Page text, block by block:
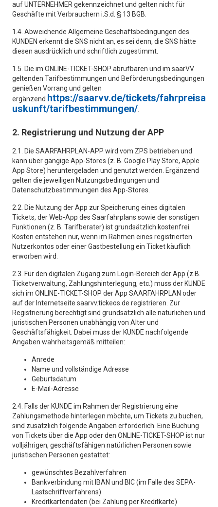
auf UNTERNEHMER gekennzeichnet und gelten nicht für
Geschäfte mit Verbrauchern i.S.d. § 13 BGB.
1.4. Abweichende Allgemeine Geschäftsbedingungen des
KUNDEN erkennt die SNS nicht an, es sei denn, die SNS hätte
diesen ausdrücklich und schriftlich zugestimmt.
1.5. Die im ONLINE-TICKET-SHOP abrufbaren und im saarVV
geltenden Tarifbestimmungen und Beförderungsbedingungen
genießen Vorrang und gelten
ergänzend https://saarvv.de/tickets/fahrpreisa
uskunft/tarifbestimmungen/
2. Registrierung und Nutzung der APP
2.1. Die SAARFAHRPLAN-APP wird vom ZPS betrieben und
kann über gängige App-Stores (z. B. Google Play Store, Apple
App Store) heruntergeladen und genutzt werden. Ergänzend
gelten die jeweiligen Nutzungsbedingungen und
Datenschutzbestimmungen des App-Stores.
2.2. Die Nutzung der App zur Speicherung eines digitalen
Tickets, der Web-App des Saarfahrplans sowie der sonstigen
Funktionen (z. B. Tarifberater) ist grundsätzlich kostenfrei.
Kosten entstehen nur, wenn im Rahmen eines registrierten
Nutzerkontos oder einer Gastbestellung ein Ticket käuflich
erworben wird.
2.3. Für den digitalen Zugang zum Login-Bereich der App (z.B.
Ticketverwaltung, Zahlungshinterlegung, etc.) muss der KUNDE
sich im ONLINE-TICKET-SHOP der App SAARFAHRPLAN oder
auf der Internetseite saarvv.tickeos.de registrieren. Zur
Registrierung berechtigt sind grundsätzlich alle natürlichen und
juristischen Personen unabhängig von Alter und
Geschäftsfähigkeit. Dabei muss der KUNDE nachfolgende
Angaben wahrheitsgemäß mitteilen:
Anrede
Name und vollständige Adresse
Geburtsdatum
E-Mail-Adresse
2.4. Falls der KUNDE im Rahmen der Registrierung eine
Zahlungsmethode hinterlegen möchte, um Tickets zu buchen,
sind zusätzlich folgende Angaben erforderlich. Eine Buchung
von Tickets über die App oder den ONLINE-TICKET-SHOP ist nur
volljährigen, geschäftsfähigen natürlichen Personen sowie
juristischen Personen gestattet:
gewünschtes Bezahlverfahren
Bankverbindung mit IBAN und BIC (im Falle des SEPA-
Lastschriftverfahrens)
Kreditkartendaten (bei Zahlung per Kreditkarte)